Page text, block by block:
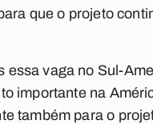
que o projeto
essa vaga no Sul-
importante na
também para o